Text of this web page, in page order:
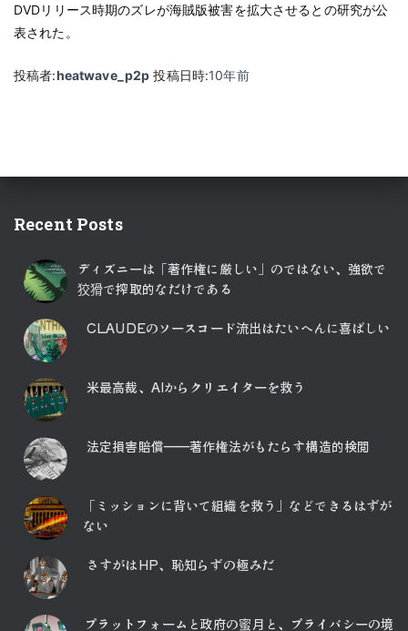
DVDリリース時期のズレが海賊版被害を拡大させるとの研究が公
表された。
投稿者:heatwave_p2p 投稿日時:10年前
Recent Posts
ディズニーは「著作権に厳しい」のではない、強欲で
狡猾で搾取的なだけである
CLAUDEのソースコード流出はたいへんに喜ばしい
米最高裁、AIからクリエイターを救う
法定損害賠償――著作権法がもたらす構造的検閲
「ミッションに背いて組織を救う」などできるはずが
ない
さすがはHP、恥知らずの極みだ
プラットフォームと政府の蜜月と、プライバシーの境